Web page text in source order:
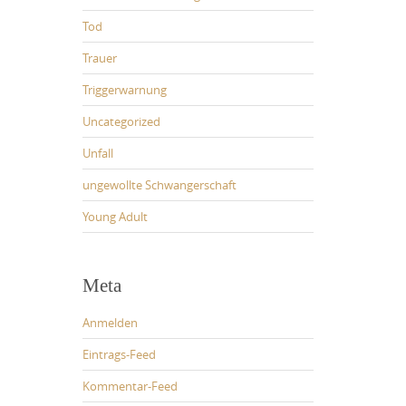
Tod
Trauer
Triggerwarnung
Uncategorized
Unfall
ungewollte Schwangerschaft
Young Adult
Meta
Anmelden
Eintrags-Feed
Kommentar-Feed